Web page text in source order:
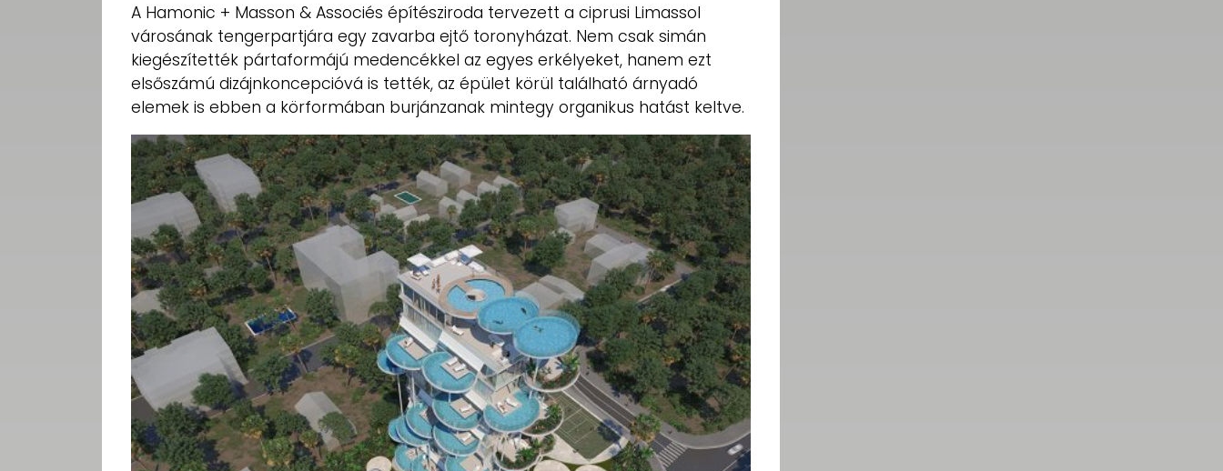
A Hamonic + Masson & Associés építésziroda tervezett a ciprusi Limassol
városának tengerpartjára egy zavarba ejtő toronyházat. Nem csak simán
kiegészítették pártaformájú medencékkel az egyes erkélyeket, hanem ezt
elsőszámú dizájnkoncepcióvá is tették, az épület körül található árnyadó
elemek is ebben a körformában burjánzanak mintegy organikus hatást keltve.